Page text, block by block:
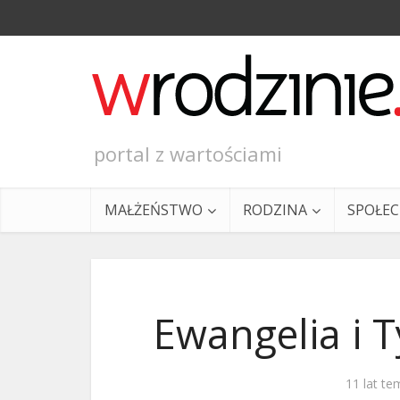
portal z wartościami
MAŁŻEŃSTWO RODZINA
Ewangelia i
11 lat